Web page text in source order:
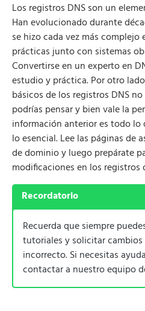
Los registros DNS son un
Han evolucionado durante
se hizo cada vez más
prácticas junto con sistemas
Convertirse en un experto en
estudio y práctica. Por otro
básicos de los registros DNS
podrías pensar y bien vale la
información anterior es todo lo
lo esencial. Lee las páginas de
de dominio y luego prepárate
modificaciones en los registros
Recordatorio
Recuerda que siempre
tutoriales y solicitar
incorrecto. Si necesitas
contactar a nuestro equipo